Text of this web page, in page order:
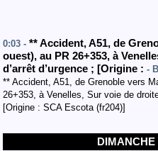
0:03 - **Accident,A51, de
ouest), au PR 26+353, à
d’arrêt d’urgence ; [Origine : -
** Accident, A51, de Grenoble vers
26+353, à Venelles, Sur voie de
[Origine : SCA Escota (fr204)]
DIMANCHE